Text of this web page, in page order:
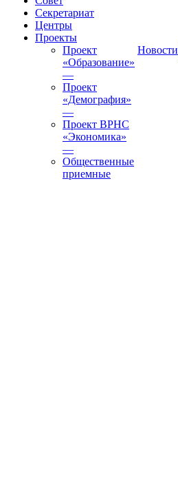
Секретариат
Центры
Проекты
Проект
«Образование»
—
Проект
«Демография»
—
Проект ВРНС
«Экономика»
—
Общественные
приемные
Новости